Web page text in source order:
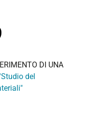
DI UNA
del